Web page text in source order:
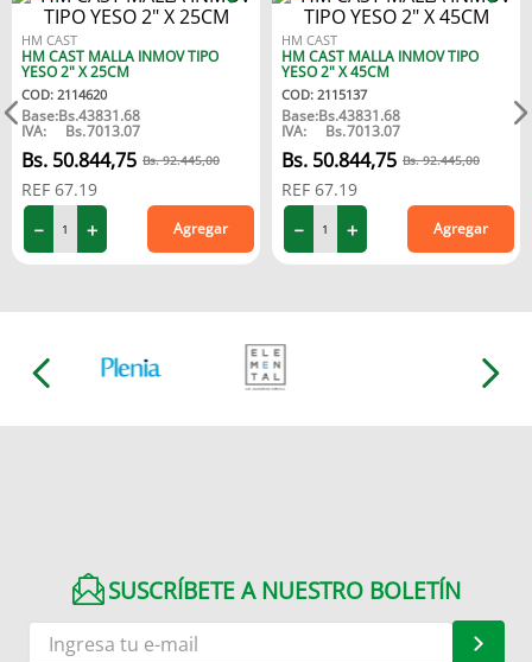
HM CAST
HM CAST MALLA INMOV TIPO
YESO 2" X 25CM
COD: 2114620
Base:Bs.43831.68
IVA: Bs.7013.07
50.844,75 92.445,00
REF 67.19
＋
－ Agregar
HM CAST
HM CAST MALLA INMOV TIPO
YESO 2" X 45CM
COD: 2115137
Base:Bs.43831.68
IVA: Bs.7013.07
50.844,75 92.445,00
REF 67.19
＋
－ Agregar
SUSCRÍBETE A NUESTRO BOLETÍN